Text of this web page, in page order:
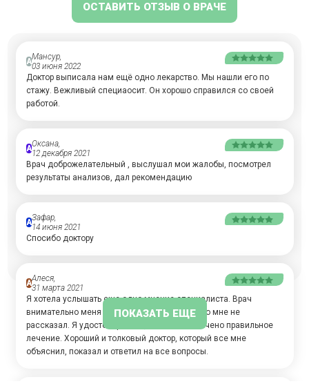
ОСТАВИТЬ ОТЗЫВ О ВРАЧЕ
АМансур,
03 июня 2022
Доктор выписала нам ещё одно лекарство. Мы нашли его по
стажу. Вежливый специаосит. Он хорошо справился со своей
работой.
АОксана,
12 декабря 2021
Врач доброжелательный , выслушал мои жалобы, посмотрел
результаты анализов, дал рекомендацию
АЗафар,
14 июня 2021
Спосибо доктору
ААлеся,
31 марта 2021
Я хотела услышать еще одно мнение специалиста. Врач
внимательно меня выслушал и ничего нового мне не
рассказал. Я удостоверилась, что мне назначено правильное
лечение. Хороший и толковый доктор, который все мне
объяснил, показал и ответил на все вопросы.
ПОКАЗАТЬ ЕЩЕ